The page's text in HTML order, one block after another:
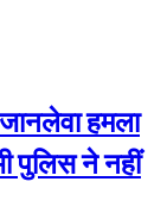
हमला
पुलिस ने नहीं